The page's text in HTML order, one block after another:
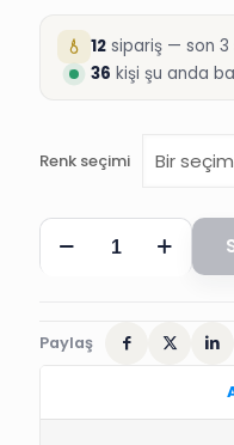
12 sipariş — son
36 kişi şu anda
Renk seçimi
NAZAR
BONCUKLU
adet
Paylaş